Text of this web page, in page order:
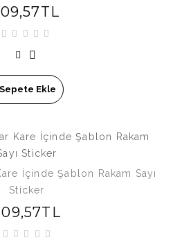
Sepete Ekle
İçinde Şablon Rakam Sayı
Sticker